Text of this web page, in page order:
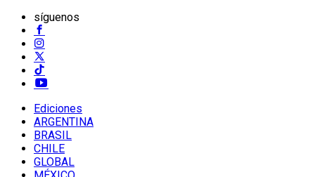
síguenos
Ediciones
ARGENTINA
BRASIL
CHILE
GLOBAL